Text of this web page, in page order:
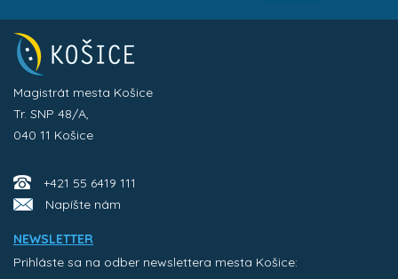
Magistrát mesta Košice
Tr. SNP 48/A,
040 11 Košice
+421 55 6419 111
Napíšte nám
NEWSLETTER
Prihláste sa na odber newslettera mesta Košice: